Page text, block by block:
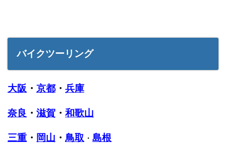
バイクツーリング
大阪 ・ 京都 ・ 兵庫
奈良 ・ 滋賀 ・ 和歌山
三重 ・ 岡山 ・ 鳥取 ・ 島根